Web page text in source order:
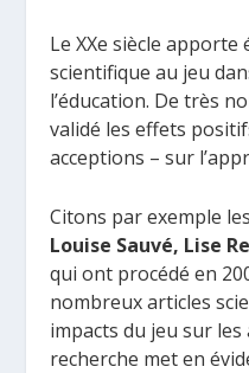
Le XXe siècle
scientifique au jeu
l’éducation. De très
validé les effets
acceptions – sur
Citons par exemple
Louise Sauvé, Lise
qui ont procédé en
nombreux articles
impacts du jeu sur
recherche met en